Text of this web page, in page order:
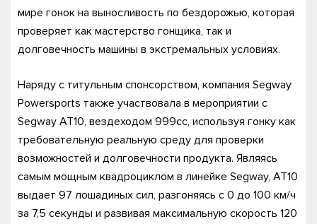
мире гонок на выносливость по бездорожью, которая
проверяет как мастерство гонщика, так и
долговечность машины в экстремальных условиях.
Наряду с титульным спонсорством, компания Segway
Powersports также участвовала в мероприятии с
Segway AT10, вездеходом 999cc, используя гонку как
требовательную реальную среду для проверки
возможностей и долговечности продукта. Являясь
самым мощным квадроциклом в линейке Segway, AT10
выдает 97 лошадиных сил, разгоняясь с 0 до 100 км/ч
за 7,5 секунды и развивая максимальную скорость 120